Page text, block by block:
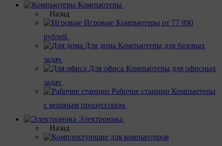
Компьютеры
Назад
Игровые Компьютеры от 77 890
рублей
Для дома Компьютеры для базовых
задач
Для офиса Компьютеры для офисных
задач
Рабочие станции Компьютеры
с мощным процессором
Электроника
Назад